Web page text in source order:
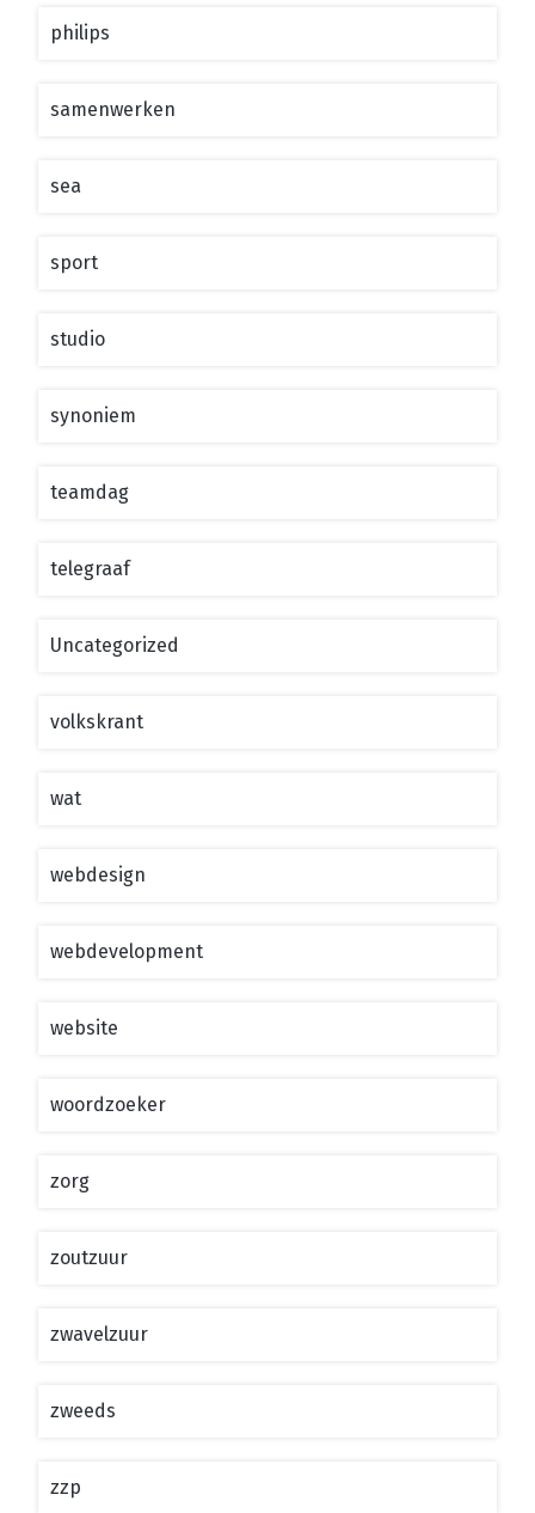
philips
samenwerken
sea
sport
studio
synoniem
teamdag
telegraaf
Uncategorized
volkskrant
wat
webdesign
webdevelopment
website
woordzoeker
zorg
zoutzuur
zwavelzuur
zweeds
zzp